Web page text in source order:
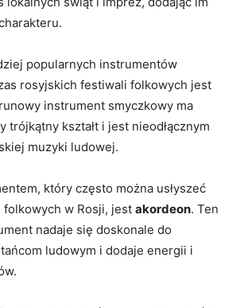
popularnych instrumentów
rosyjskich festiwali folkowych jest
⁤instrument smyczkowy ma
trójkątny​ kształt i ⁢jest nieodłącznym
muzyki ⁤ludowej.
który często można⁣ usłyszeć‌
w ⁣Rosji, jest‍ akordeon. Ten
‍nadaje się doskonale⁢ do
ludowym i dodaje energii i